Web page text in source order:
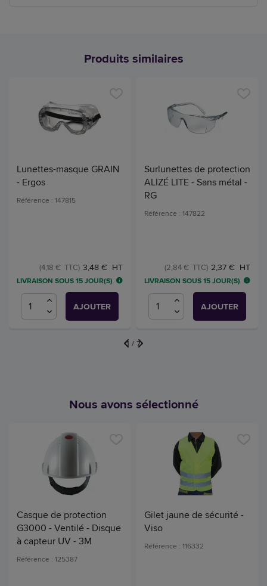
Produits similaires
Lunettes-masque GRAIN
- Ergos
Référence : 147815
3,48 € HT
(4,18 € TTC)
LIVRAISON SOUS 15 JOUR(S)
AJOUTER
Surlunettes de protection
ALIZÉ LITE - Sans métal -
RG
Référence : 147822
2,37 € HT
(2,84 € TTC)
LIVRAISON SOUS 15 JOUR(S)
AJOUTER
1 / 7
Nous avons sélectionné
Casque de protection
G3000 - Ventilé - Disque
à capteur UV - 3M
Référence : 125387
Gilet jaune de sécurité -
Viso
Référence : 116332